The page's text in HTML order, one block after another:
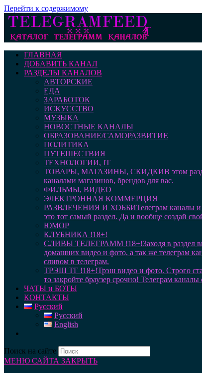
Перейти к содержимому
ГЛАВНАЯ
ДОБАВИТЬ КАНАЛ
РАЗДЕЛЫ КАНАЛОВ
АВТОРСКИЕ
ЕДА
ЗАРАБОТОК
ИСКУССТВО
МУЗЫКА
НОВОСТНЫЕ КАНАЛЫ
ОБРАЗОВАНИЕ/САМОРАЗВИТИЕ
ПОЛИТИКА
ПУТЕШЕСТВИЯ
ТЕХНОЛОГИИ, IT
ТОВАРЫ, МАГАЗИНЫ, СКИДКИВ этом
каналами магазинов, брендов для вас.
ФИЛЬМЫ, ВИДЕО
ЭЛЕКТРОННАЯ КОММЕРЦИЯ
РАЗВЛЕЧЕНИЯ И ХОББИТелеграм каналы
это тот самый раздел. Да и вообще создай
ЮМОР
КЛУБНИКА !18+!
СЛИВЫ ТЕЛЕГРАММ !18+!Заходя в раздел
домашних видео и фото, а так же телеграм
сливом в телеграм.
ТРЭШ ТГ !18+!Трэш видео и фото. Строго
то закройте браузер срочно! Телеграм
ЧАТЫ и БОТЫ
КОНТАКТЫ
Русский
Русский
English
Поиск на сайте
МЕНЮ САЙТА ЗАКРЫТЬ